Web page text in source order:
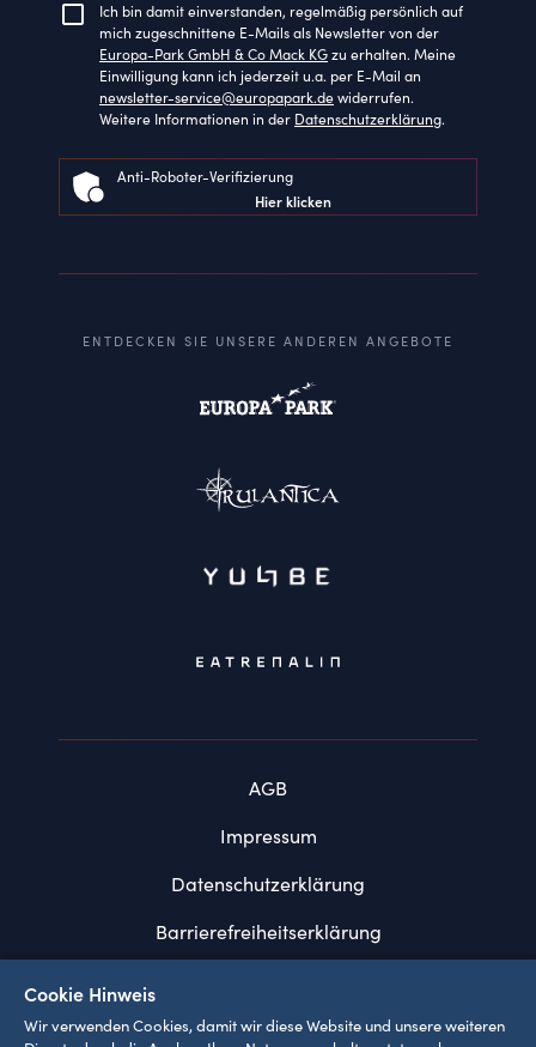
Ich bin damit einverstanden, regelmäßig persönlich auf
mich zugeschnittene E-Mails als Newsletter von der
Europa-Park GmbH & Co Mack KGzu erhalten. Meine
Einwilligung kann ich jederzeit u.a. per E-Mail an
newsletter-service@europapark.dewiderrufen.
Weitere Informationen in der Datenschutzerklärung.
Anti-Roboter-Verifizierung
Hier klicken
ENTDECKEN SIE UNSERE ANDEREN ANGEBOTE
AGB
Impressum
Datenschutzerklärung
Barrierefreiheitserklärung
Systemvoraussetzungen
Cookie Hinweis
Wir verwenden Cookies, damit wir diese Website und unsere weiteren